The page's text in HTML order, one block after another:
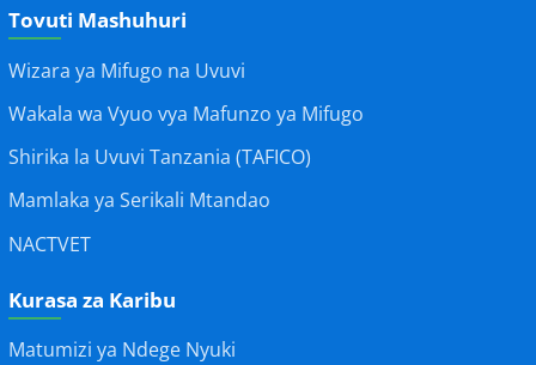
Tovuti Mashuhuri
Wizara ya Mifugo na Uvuvi
Wakala wa Vyuo vya Mafunzo ya Mifugo
Shirika la Uvuvi Tanzania (TAFICO)
Mamlaka ya Serikali Mtandao
NACTVET
Kurasa za Karibu
Matumizi ya Ndege Nyuki